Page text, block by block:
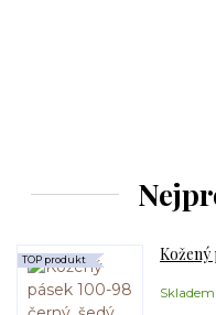
Kožený
TOP produkt